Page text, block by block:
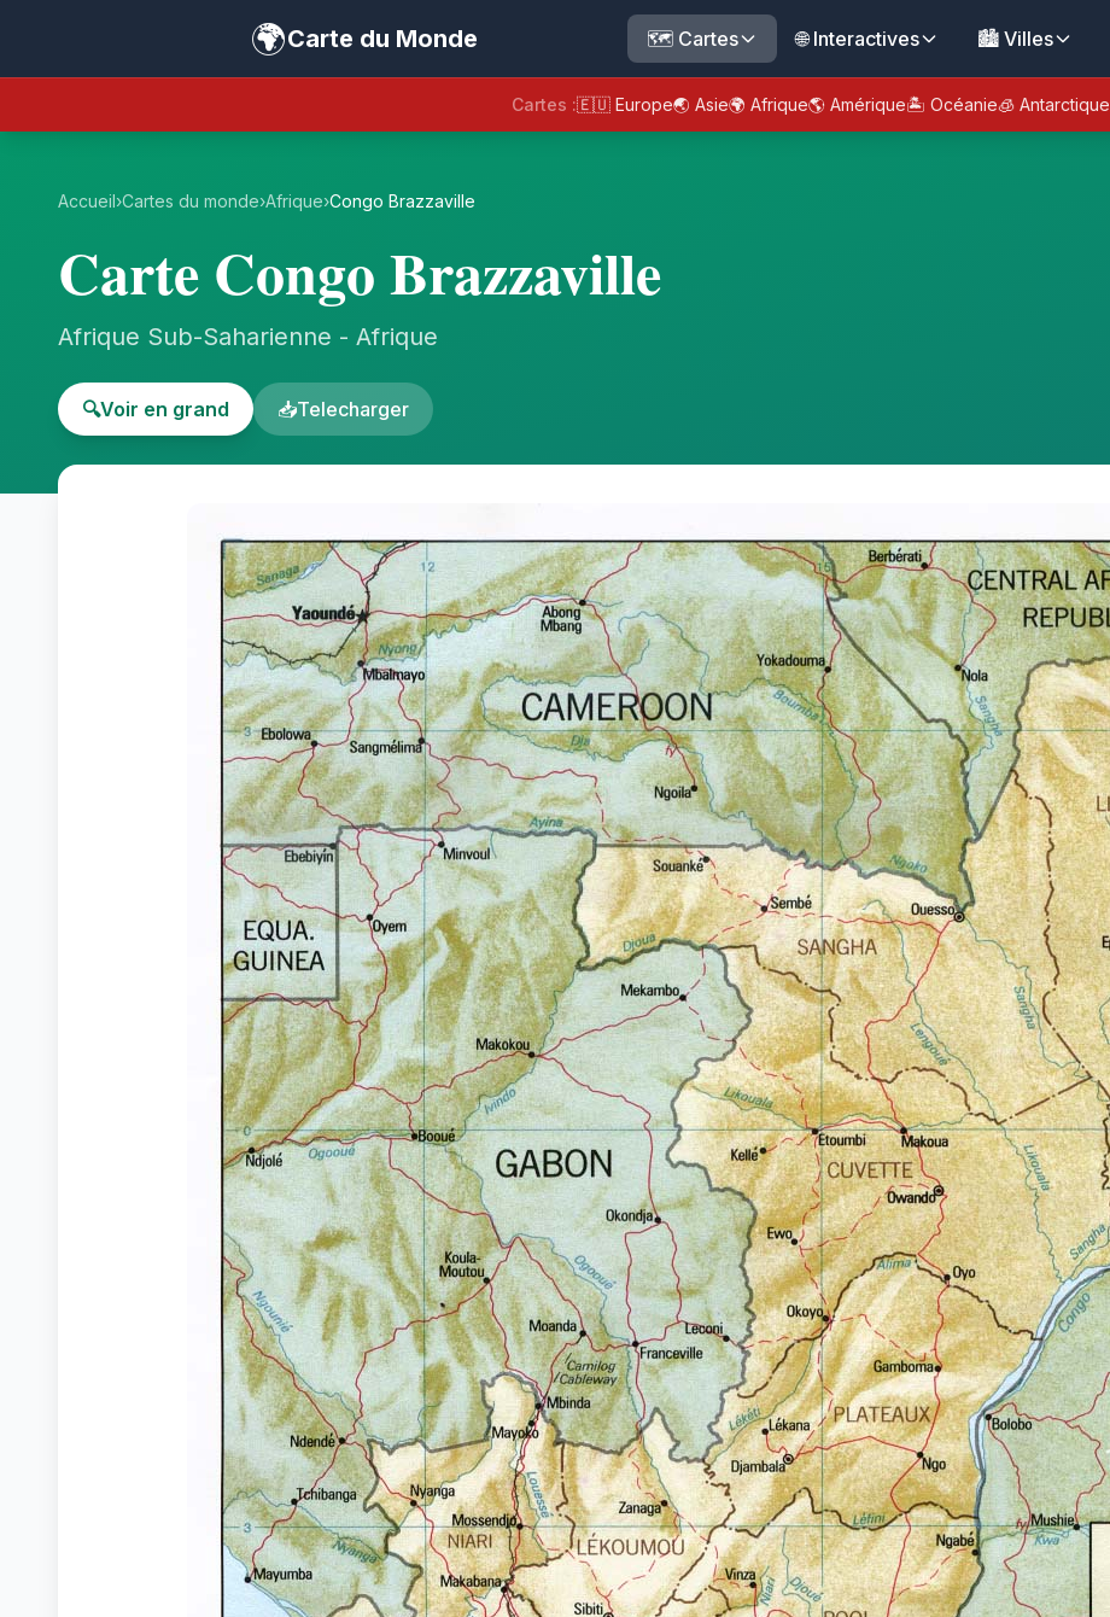
🌍Carte du Monde 🗺️ Cartes 🌐 Interactives 🏙️ Villes
Cartes :🇪🇺 Europe🌏 Asie🌍 Afrique🌎 Amérique🏝️ Océanie🧊 Antarctique
Accueil›Cartes du monde›Afrique›Congo Brazzaville
Carte Congo Brazzaville
Afrique Sub-Saharienne - Afrique
🔍Voir en grand 📥Telecharger